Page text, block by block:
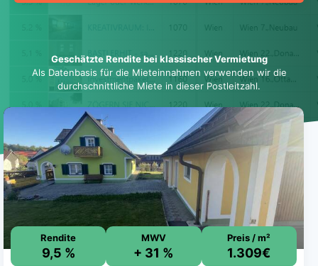
Geschätzte Rendite bei klassischer Vermietung
Als Datenbasis für die Mieteinnahmen verwenden wir die
durchschnittliche Miete in dieser Postleitzahl.
Rendite
9,5 %
MWV
+ 31 %
Preis / m²
1.309€